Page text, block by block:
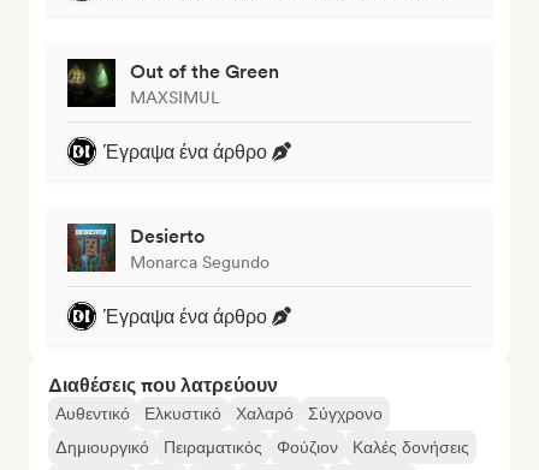
Out of the Green
MAXSIMUL
Έγραψα ένα άρθρο
Desierto
Monarca Segundo
Έγραψα ένα άρθρο
Διαθέσεις που λατρεύουν
Αυθεντικό Ελκυστικό Χαλαρό
Σύγχρονο
Δημιουργικό
Πειραματικός Φούζιον
Καλές δονήσεις